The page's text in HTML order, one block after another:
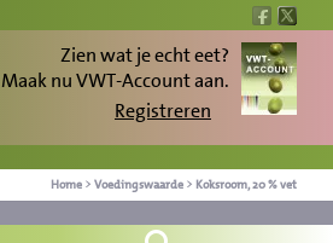
Zien wat je echt eet?
Maak nu VWT-Account aan.
Registreren
Home > Voedingswaarde > Koksroom, 20 % vet